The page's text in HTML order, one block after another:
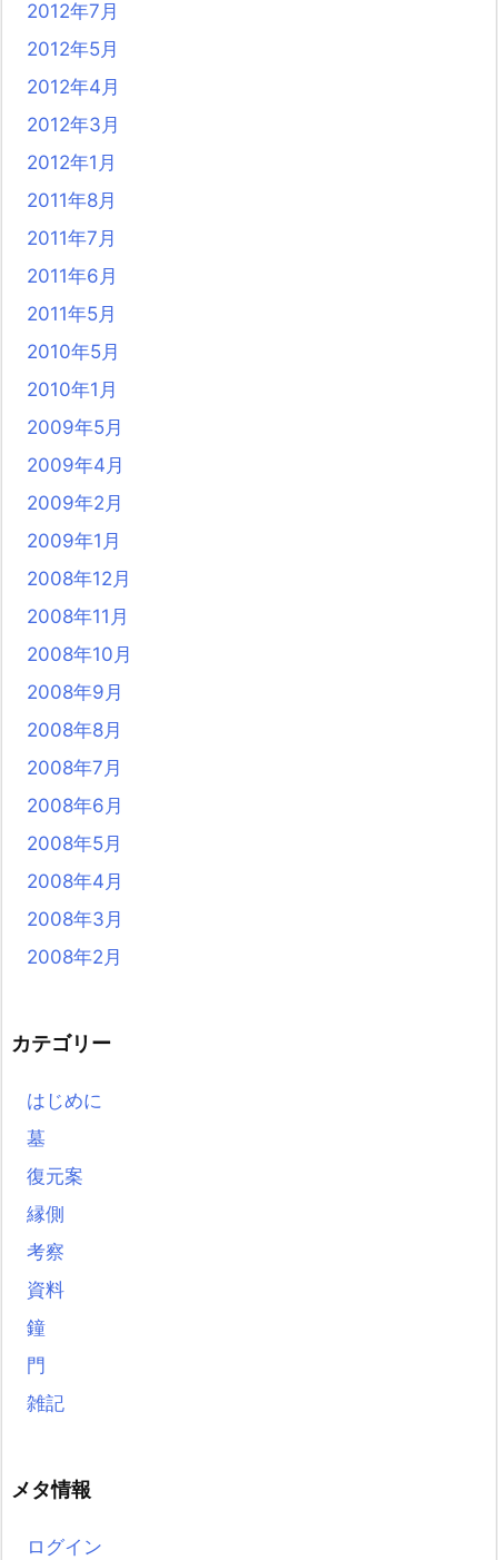
2012年7月
2012年5月
2012年4月
2012年3月
2012年1月
2011年8月
2011年7月
2011年6月
2011年5月
2010年5月
2010年1月
2009年5月
2009年4月
2009年2月
2009年1月
2008年12月
2008年11月
2008年10月
2008年9月
2008年8月
2008年7月
2008年6月
2008年5月
2008年4月
2008年3月
2008年2月
カテゴリー
はじめに
墓
復元案
縁側
考察
資料
鐘
門
雑記
メタ情報
ログイン